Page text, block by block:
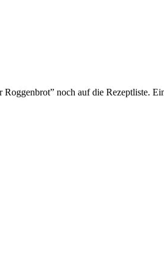
noch auf die Rezeptliste.